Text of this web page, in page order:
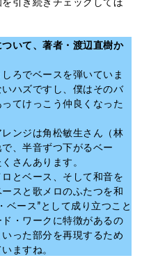
いて、著者・渡辺直樹か
ろでベースを弾いていま
ハズですし、僕はそのバ
てけっこう仲良くなった
ンジは角松敏生さん（林
、半音ずつ下がるベー
さんあります。
とベース、そして和音を
スと歌メロのふたつを和
ース”として成り立つこと
・ワークに特徴があるの
った部分を再現するため
ますね。